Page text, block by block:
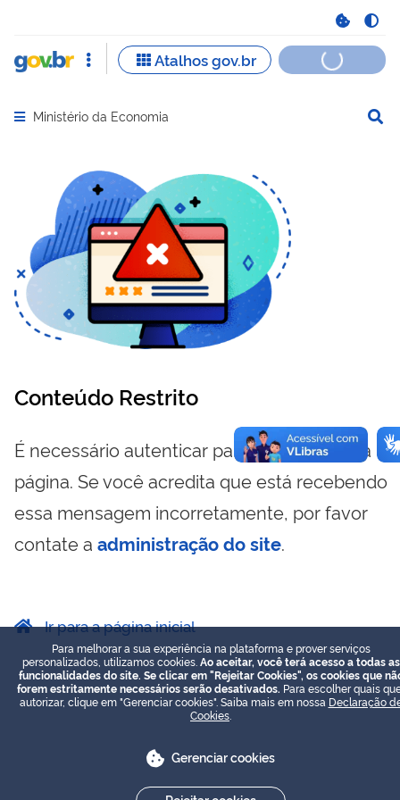
Abrir menu principal de navegação
Ministério da Economia
Conteúdo Restrito
É necessário autenticar para visualizar essa
página. Se você acredita que está recebendo
essa mensagem incorretamente, por favor
contate a administração do site.
Ir para a página inicial
Para melhorar a sua experiência na plataforma e prover serviços
personalizados, utilizamos cookies. Ao aceitar, você terá acesso a todas as
funcionalidades do site. Se clicar em "Rejeitar Cookies", os cookies que
forem estritamente necessários serão desativados. Para escolher quais
autorizar, clique em "Gerenciar cookies". Saiba mais em nossa Declaração
Cookies
Gerenciar cookies